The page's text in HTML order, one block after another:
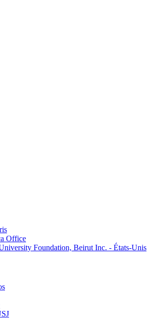
Office
Foundation, Beirut Inc. - États-Unis